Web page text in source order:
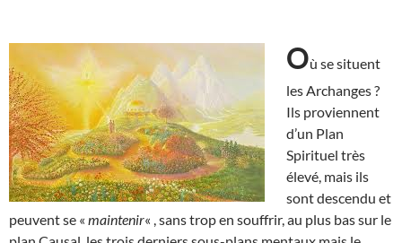
Où se situent
les Archanges ?
Ils proviennent
d’un Plan
Spirituel très
élevé, mais ils
sont descendu et
peuvent se « maintenir« , sans trop en souffrir, au plus bas sur le